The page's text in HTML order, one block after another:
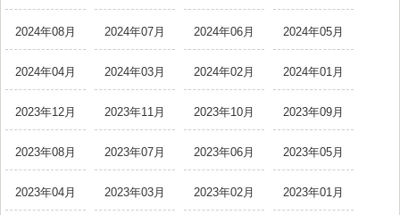
2024年08月 2024年07月 2024年06月 2024年05月
2024年04月 2024年03月 2024年02月 2024年01月
2023年12月 2023年11月 2023年10月 2023年09月
2023年08月 2023年07月 2023年06月 2023年05月
2023年04月 2023年03月 2023年02月 2023年01月